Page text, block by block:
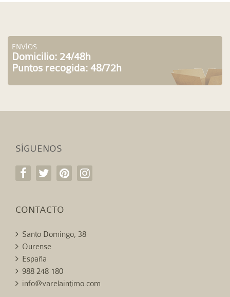
ENVÍOS:
Domicilio: 24/48h
Puntos recogida: 48/72h
SÍGUENOS
CONTACTO
Santo Domingo, 38
Ourense
España
988 248 180
info@varelaintimo.com